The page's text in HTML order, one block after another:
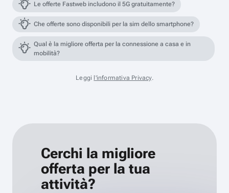
Le offerte Fastweb includono il 5G gratuitamente?
Che offerte sono disponibili per la sim dello smartphone?
Qual è la migliore offerta per la connessione a casa e in
mobilità?
Leggi l'informativa Privacy.
Cerchi la migliore
offerta per la tua
attività?